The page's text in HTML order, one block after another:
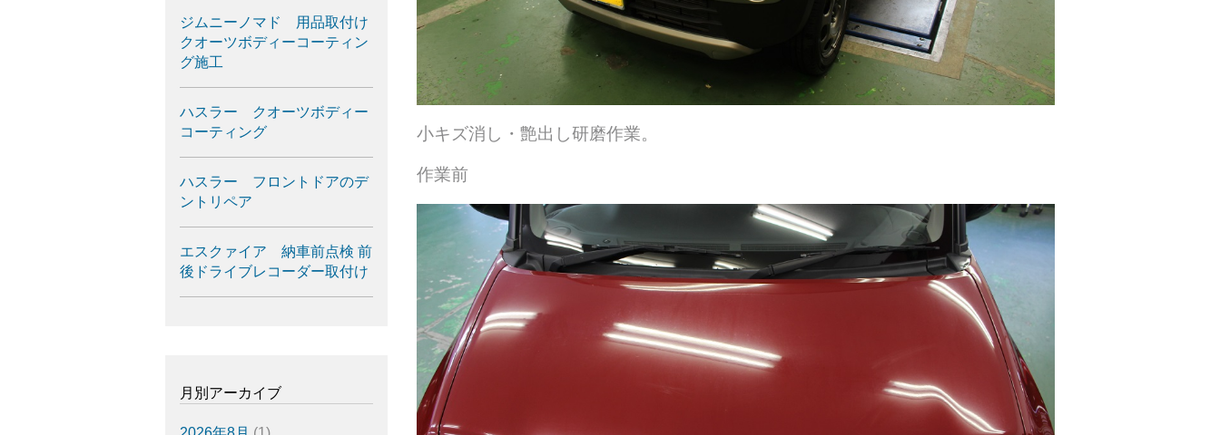
小キズ消し・艶出し研磨作業。
作業前
ジムニーノマド 用品取付け
クオーツボディーコーティン
グ施工
ハスラー クオーツボディー
コーティング
ハスラー フロントドアのデ
ントリペア
エスクァイア 納車前点検 前
後ドライブレコーダー取付け
月別アーカイブ